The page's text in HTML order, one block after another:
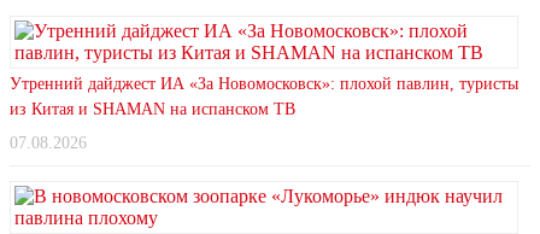
Утренний дайджест ИА «За Новомосковск»: плохой павлин, туристы
из Китая и SHAMAN на испанском ТВ
07.08.2026